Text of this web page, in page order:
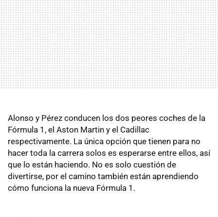
Alonso y Pérez conducen los dos peores coches de la
Fórmula 1, el Aston Martin y el Cadillac
respectivamente. La única opción que tienen para no
hacer toda la carrera solos es esperarse entre ellos, así
que lo están haciendo. No es solo cuestión de
divertirse, por el camino también están aprendiendo
cómo funciona la nueva Fórmula 1.